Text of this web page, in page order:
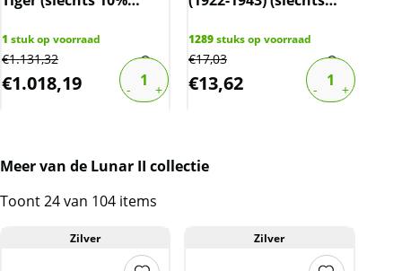
1 stuk op voorraad
€1.131,32
€1.018,19
1289stuks op voorraad
€17,03
€13,62
Meer van de Lunar II collectie
Toont 24 van 104 items
Zilver Zilver